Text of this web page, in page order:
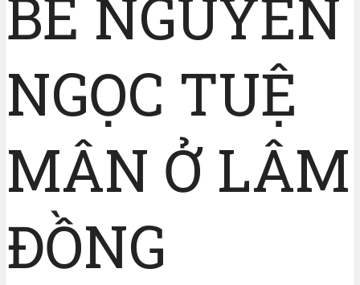
BÉ NGUYỄN
NGỌC TUỆ
MÂN Ở LÂM
ĐỒNG